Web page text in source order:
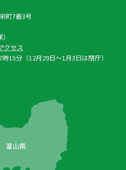
町7番3号
クセス
15分（12月29日〜1月3日は閉庁）